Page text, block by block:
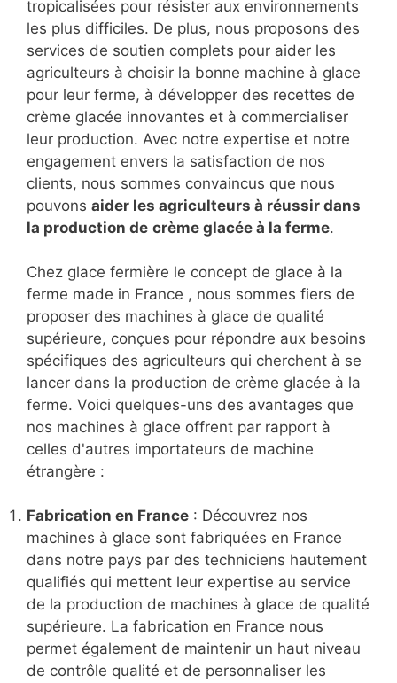
tropicalisées pour résister aux environnements
les plus difficiles. De plus, nous proposons des
services de soutien complets pour aider les
agriculteurs à choisir la bonne machine à glace
pour leur ferme, à développer des recettes de
crème glacée innovantes et à commercialiser
leur production. Avec notre expertise et notre
engagement envers la satisfaction de nos
clients, nous sommes convaincus que nous
pouvons aider les agriculteurs à réussir dans
la production de crème glacée à la ferme.
Chez glace fermière le concept de glace à la
ferme made in France , nous sommes fiers de
proposer des machines à glace de qualité
supérieure, conçues pour répondre aux besoins
spécifiques des agriculteurs qui cherchent à se
lancer dans la production de crème glacée à la
ferme. Voici quelques-uns des avantages que
nos machines à glace offrent par rapport à
celles d'autres importateurs de machine
étrangère :
Fabrication en France : Découvrez nos
machines à glace sont fabriquées en France
dans notre pays par des techniciens hautement
qualifiés qui mettent leur expertise au service
de la production de machines à glace de qualité
supérieure. La fabrication en France nous
permet également de maintenir un haut niveau
de contrôle qualité et de personnaliser les